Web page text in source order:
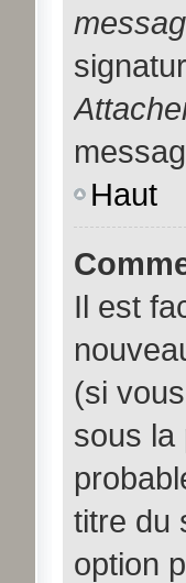
Haut
Il est
(si
sous la
titre du
option